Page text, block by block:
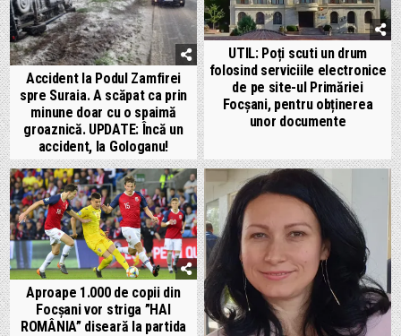
Accident la Podul Zamfirei
spre Suraia. A scăpat ca prin
minune doar cu o spaimă
groaznică. UPDATE: Încă un
accident, la Gologanu!
UTIL: Poți scuti un drum
folosind serviciile electronice
de pe site-ul Primăriei
Focșani, pentru obținerea
unor documente
Aproape 1.000 de copii din
Focșani vor striga ”HAI
ROMÂNIA” diseară la partida